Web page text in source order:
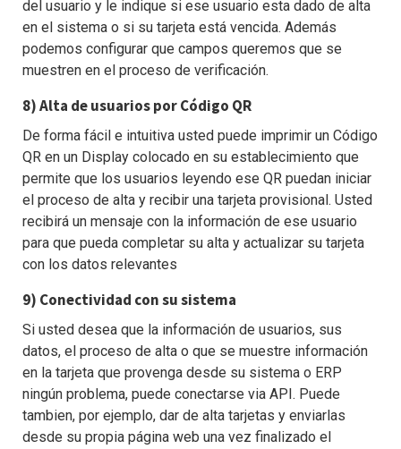
del usuario y le indique si ese usuario esta dado de alta
en el sistema o si su tarjeta está vencida. Además
podemos configurar que campos queremos que se
muestren en el proceso de verificación.
8) Alta de usuarios por Código QR
De forma fácil e intuitiva usted puede imprimir un Código
QR en un Display colocado en su establecimiento que
permite que los usuarios leyendo ese QR puedan iniciar
el proceso de alta y recibir una tarjeta provisional. Usted
recibirá un mensaje con la información de ese usuario
para que pueda completar su alta y actualizar su tarjeta
con los datos relevantes
9) Conectividad con su sistema
Si usted desea que la información de usuarios, sus
datos, el proceso de alta o que se muestre información
en la tarjeta que provenga desde su sistema o ERP
ningún problema, puede conectarse via API. Puede
tambien, por ejemplo, dar de alta tarjetas y enviarlas
desde su propia página web una vez finalizado el